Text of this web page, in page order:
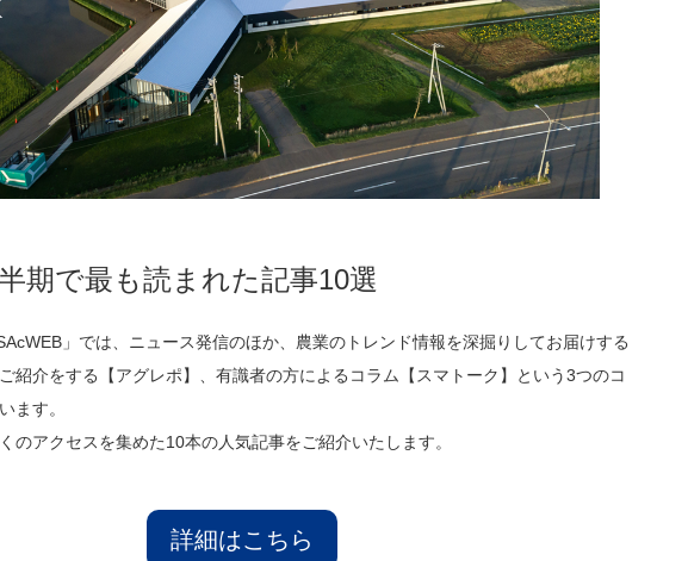
期で最も読まれた記事10選
」では、ニュース発信のほか、農業のトレンド情報を深掘りしてお届けする
紹介をする【アグレポ】、有識者の方によるコラム【スマトーク】という3つのコ
ます。
のアクセスを集めた10本の人気記事をご紹介いたします。
詳細はこちら